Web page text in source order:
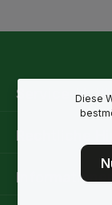
Service-
Rechtliche
Informationen
Diese